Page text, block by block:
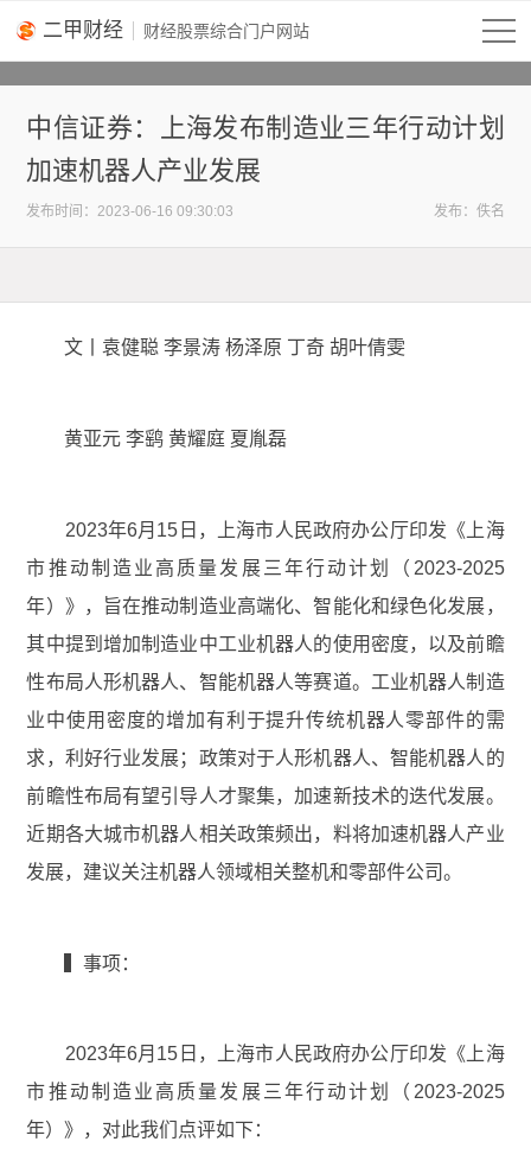
二甲财经
中信证券：上海发布制造业三年行动计划
加速机器人产业发展
2023-06-16 09:30:03 发布：佚名
文丨袁健聪 李景涛 杨泽原 丁奇 胡叶倩雯
黄亚元 李鹞 黄耀庭 夏胤磊
2023年6月15日，上海市人民政府办公厅印发《上海
市推动制造业高质量发展三年行动计划（2023-2025
年）》，旨在推动制造业高端化、智能化和绿色化发展，
其中提到增加制造业中工业机器人的使用密度，以及前瞻
性布局人形机器人、智能机器人等赛道。工业机器人制造
业中使用密度的增加有利于提升传统机器人零部件的需
求，利好行业发展；政策对于人形机器人、智能机器人的
前瞻性布局有望引导人才聚集，加速新技术的迭代发展。
近期各大城市机器人相关政策频出，料将加速机器人产业
发展，建议关注机器人领域相关整机和零部件公司。
▍事项：
2023年6月15日，上海市人民政府办公厅印发《上海
市推动制造业高质量发展三年行动计划（2023-2025
年）》，对此我们点评如下：